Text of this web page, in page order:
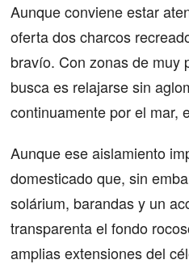
Aunque conviene estar
oferta dos charcos
bravío. Con zonas de muy
busca es relajarse sin
continuamente por el mar,
Aunque ese aislamiento
domesticado que, sin
solárium, barandas y un
transparenta el fondo
amplias extensiones del